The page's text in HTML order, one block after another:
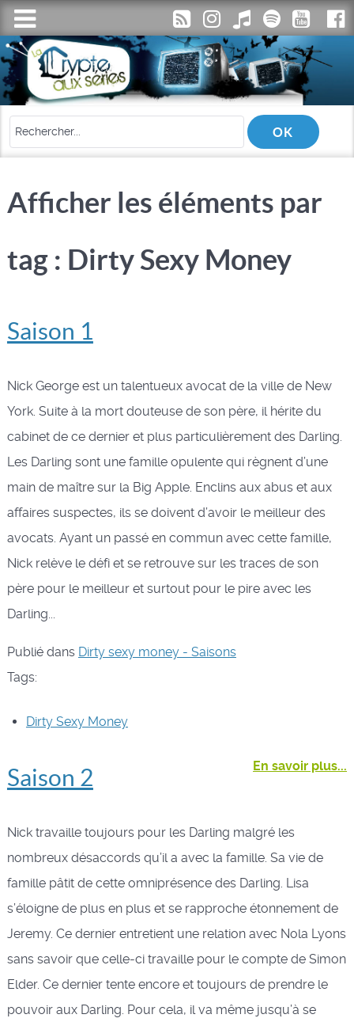
Afficher les éléments par
tag : Dirty Sexy Money
Saison 1
Nick George est un talentueux avocat de la ville de New
York. Suite à la mort douteuse de son père, il hérite du
cabinet de ce dernier et plus particulièrement des Darling.
Les Darling sont une famille opulente qui règnent d’une
main de maître sur la Big Apple. Enclins aux abus et aux
affaires suspectes, ils se doivent d’avoir le meilleur des
avocats. Ayant un passé en commun avec cette famille,
Nick relève le défi et se retrouve sur les traces de son
père pour le meilleur et surtout pour le pire avec les
Darling...
Publié dans Dirty sexy money - Saisons
Tags:
Dirty Sexy Money
En savoir plus...
Saison 2
Nick travaille toujours pour les Darling malgré les
nombreux désaccords qu’il a avec la famille. Sa vie de
famille pâtit de cette omniprésence des Darling. Lisa
s’éloigne de plus en plus et se rapproche étonnement de
Jeremy. Ce dernier entretient une relation avec Nola Lyons
sans savoir que celle-ci travaille pour le compte de Simon
Elder. Ce dernier tente encore et toujours de prendre le
pouvoir aux Darling. Pour cela, il va même jusqu’à se